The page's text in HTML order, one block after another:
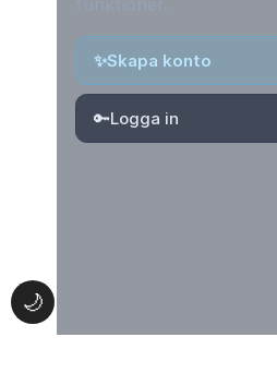
🌙
✨Skapa konto
🔑Logga in